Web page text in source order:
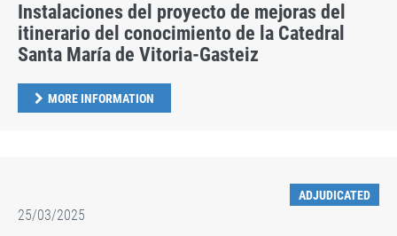
Instalaciones del proyecto de mejoras del
itinerario del conocimiento de la Catedral
Santa María de Vitoria-Gasteiz
MORE INFORMATION
ADJUDICATED
25/03/2025